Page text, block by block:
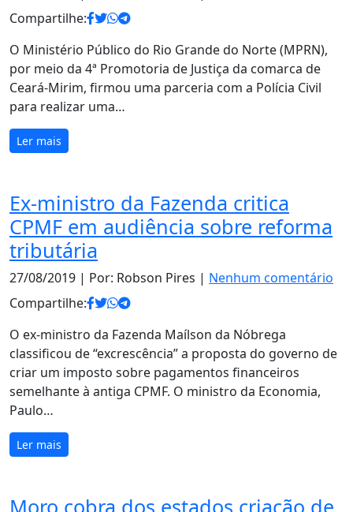
Compartilhe:
O Ministério Público do Rio Grande do Norte (MPRN),
por meio da 4ª Promotoria de Justiça da comarca de
Ceará-Mirim, firmou uma parceria com a Polícia Civil
para realizar uma…
Ler mais
Ex-ministro da Fazenda critica
CPMF em audiência sobre reforma
tributária
27/08/2019 | Por: Robson Pires | Nenhum comentário
Compartilhe:
O ex-ministro da Fazenda Maílson da Nóbrega
classificou de “excrescência” a proposta do governo de
criar um imposto sobre pagamentos financeiros
semelhante à antiga CPMF. O ministro da Economia,
Paulo…
Ler mais
Moro cobra dos estados criação de